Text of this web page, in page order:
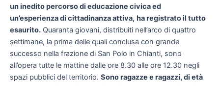
un inedito percorso di educazione civica ed
un’esperienza di cittadinanza attiva, ha registrato il tutto
esaurito. Quaranta giovani, distribuiti nell’arco di quattro
settimane, la prima delle quali conclusa con grande
successo nella frazione di San Polo in Chianti, sono
all’opera tutte le mattine dalle ore 8.30 alle ore 12.30 negli
spazi pubblici del territorio. Sono ragazze e ragazzi, di età